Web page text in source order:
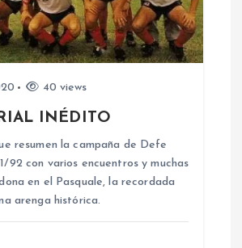
40 views
INÉDITO
resumen la campaña de Defe
92 con varios encuentros y muchas
en el Pasquale, la recordada
arenga histórica.